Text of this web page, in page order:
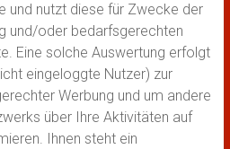
und nutzt diese für Zwecke der
und/oder bedarfsgerechten
Eine solche Auswertung erfolgt
eingeloggte Nutzer) zur
Werbung und um andere
über Ihre Aktivitäten auf
Ihnen steht ein